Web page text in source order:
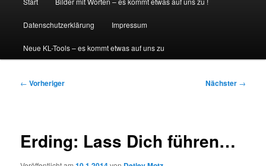
Datenschutzerklärung Impressum
Neue KL-Tools – es kommt etwas auf uns zu
Beitragsnavigation
← Vorheriger Nächster →
Erding: Lass Dich führen…